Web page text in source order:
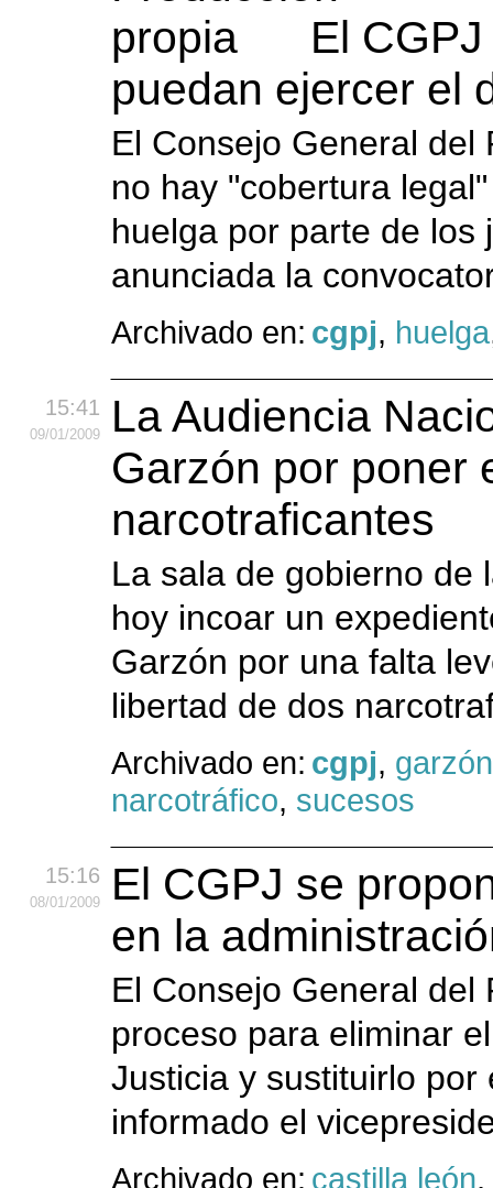
El
puedan ejercer el
El Consejo General del
no hay "cobertura
huelga por parte de los
anunciada la
Archivado en: cgpj, huelga
15:41
09/01/2009
La Audiencia
Garzón por poner
narcotraficantes
La sala de gobierno de
hoy incoar un
Garzón por una falta
libertad de dos
Archivado en: cgpj, garzón
narcotráfico, sucesos
15:16
08/01/2009
El CGPJ se
en la
El Consejo General del
proceso para eliminar
Justicia y sustituirlo
informado el
Archivado en: castilla león,